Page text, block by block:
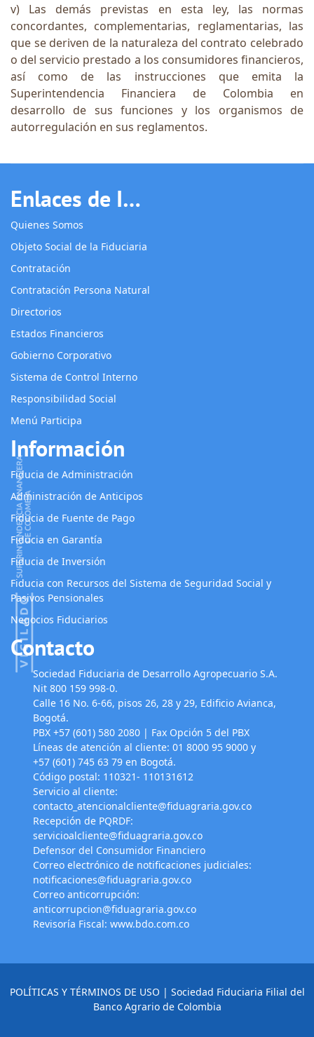
v) Las demás previstas en esta ley, las normas
concordantes, complementarias, reglamentarias, las
que se deriven de la naturaleza del contrato celebrado
o del servicio prestado a los consumidores financieros,
así como de las instrucciones que emita la
Superintendencia Financiera de Colombia en
desarrollo de sus funciones y los organismos de
autorregulación en sus reglamentos.
Enlaces de Interés
Quienes Somos
Objeto Social de la Fiduciaria
Contratación
Contratación Persona Natural
Directorios
Estados Financieros
Gobierno Corporativo
Sistema de Control Interno
Responsibilidad Social
Menú Participa
Información
Fiducia de Administración
Administración de Anticipos
Fiducia de Fuente de Pago
Fiducia en Garantía
Fiducia de Inversión
Fiducia con Recursos del Sistema de Seguridad Social y
Pasivos Pensionales
Negocios Fiduciarios
Contacto
Sociedad Fiduciaria de Desarrollo Agropecuario S.A.
Nit 800 159 998-0.
Calle 16 No. 6-66, pisos 26, 28 y 29, Edificio Avianca,
Bogotá.
PBX +57 (601) 580 2080 | Fax Opción 5 del PBX
Líneas de atención al cliente: 01 8000 95 9000 y
+57 (601) 745 63 79 en Bogotá.
Código postal: 110321- 110131612
Servicio al cliente:
contacto_atencionalcliente@fiduagraria.gov.co
Recepción de PQRDF:
servicioalcliente@fiduagraria.gov.co
Defensor del Consumidor Financiero
Correo electrónico de notificaciones judiciales:
notificaciones@fiduagraria.gov.co
Correo anticorrupción:
anticorrupcion@fiduagraria.gov.co
Revisoría Fiscal: www.bdo.com.co
POLÍTICAS Y TÉRMINOS DE USO | Sociedad Fiduciaria Filial del
Banco Agrario de Colombia